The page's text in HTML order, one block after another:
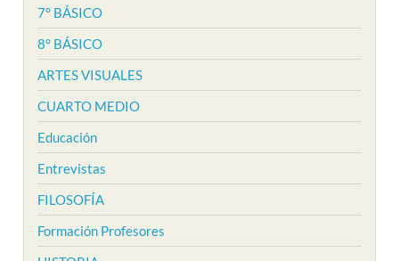
7° BÁSICO
8° BÁSICO
ARTES VISUALES
CUARTO MEDIO
Educación
Entrevistas
FILOSOFÍA
Formación Profesores